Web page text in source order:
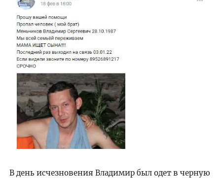
В день исчезновения Владимир был одет в черную